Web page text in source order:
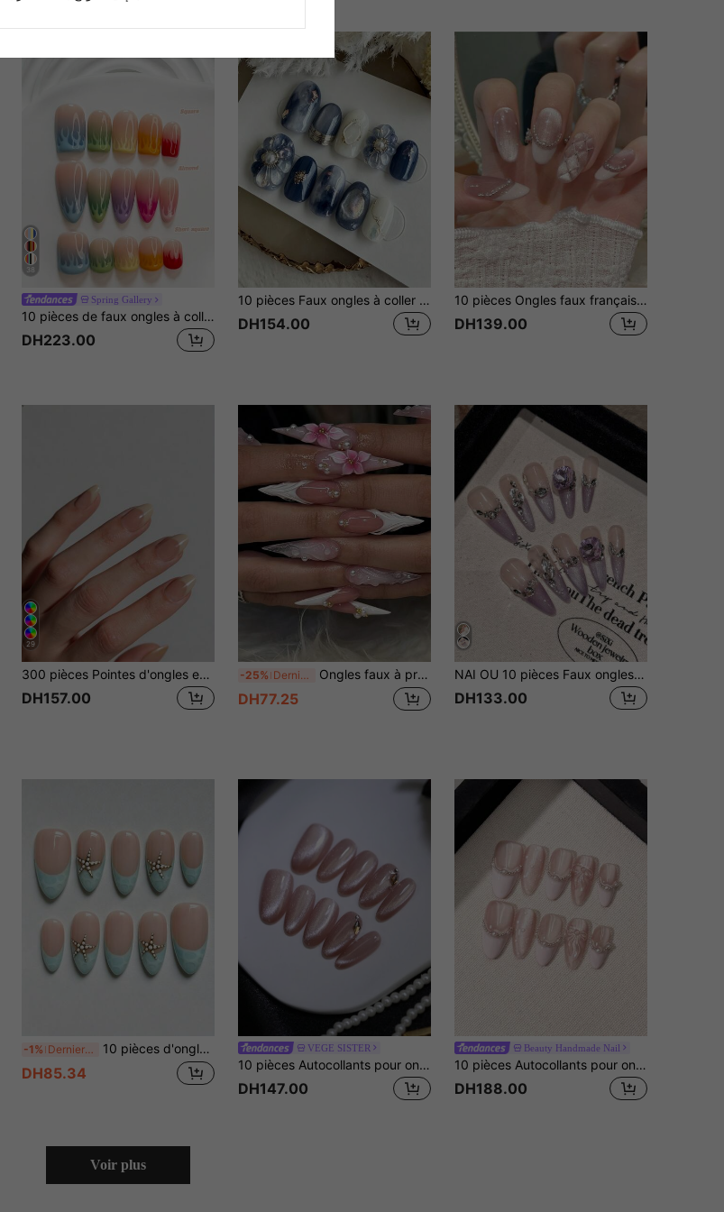
38
Spring Gallery
10 pièces de faux ongles à coller faits main, ensemble de pointes d'ongles en polymère, décoration d'art d'ongles peinte à la main avec lignes, bleu violet rose rouge orange, avec outils d'art d'ongles (1 pièce de colle gelée + 1 pièce de lime à ongles), forme carrée courte carrée amande
DH223.00
10 pièces Faux ongles à coller faits main vintage Y2K, pointes d'ongles acryliques ovales moyennes, bleu foncé brillant miroir et blanc avec fleurs 3D et art feuille d'or, essentiels pour le port quotidien, les fêtes et les voyages, faciles à appliquer et réutilisables. Faux ongles à coller faits main, pointes d'ongles, ongles d'été. Style de saison de remise des diplômes, style de vacances. Cadeau parfait pour les femmes et les filles lors des vacances, kit d'art des ongles DIY, comprend un ensemble complet d'outils pour les ongles, faux ongles à coller faits main. Ongles d'été, ongles mignons, ongles bleus. Art des ongles mignon japonais. Autocollants pour ongles faits main,
DH154.00
10 pièces Ongles faux français en forme de losange, rose perle, effet œil de chat, nœud, faits main, acrylique, à coller, pour printemps et été, avec paillettes et strass, courts cercueil/ovales extra longs, couvrants, avec colle gelée et lime à ongles, fournitures pour nail art
DH139.00
29
300 pièces Pointes d'ongles en forme d'amande courte avec dégradé blanc, design français minimaliste, ensemble de faux ongles en forme d'amande courte, pointes d'ongles en amande française, esthétique de fille propre
DH157.00
-25% Derniers 3 jours Ongles faux à presser de luxe faits à la main 3D rose crème glacée française à motif floral, longs et en forme de stiletto, pour femmes et filles
DH77.25
NAI OU 10 pièces Faux ongles de haute qualité DIY, ongles longs pointus, dégradé violet pailleté, yeux de chat aurore peints à la main, autocollants d'art pour ongles, set d'ongles à clipser, fournitures pour ongles, décoration de mode de niche, pierres précieuses pour ongles avec strass, convient pour les fêtes, les bals de promo et le port quotidien. Ongles à clipser faits main
DH133.00
-1% Derniers 3 jours 10 pièces d'ongles à coller faits à la main en forme d'amande bleue, style minimaliste avec pointe française à vagues bleues, décoration d'étoile de mer 3D, convient pour le printemps/été, parfait pour les filles et les femmes pour le quotidien, les voyages et les mariages, décoration d'ongles, comprend de la colle gelée
DH85.34
VEGE SISTER
10 pièces Autocollants pour ongles faits main rose nude effet œil de chat avec strass champagne, décalcomanies pour ongles réutilisables en forme d'amande pour l'art des ongles, le port quotidien et les fêtes, excellent cadeau pour les ongles des filles, faux ongles à coller faits main
DH147.00
Beauty Handmade Nail
10 pièces Autocollants pour ongles en forme d'amande faits à la main, convenant pour les fêtes et le port quotidien, série rose, motif nœud, faciles à appliquer. 10 pièces Autocollants pour ongles faits à la main de style Y2K, ambiance estivale, convenant aux filles et aux femmes pour les festivals et le port quotidien, fournitures d'art pour ongles. Ongles faits à la main à presser
DH188.00
Voir plus